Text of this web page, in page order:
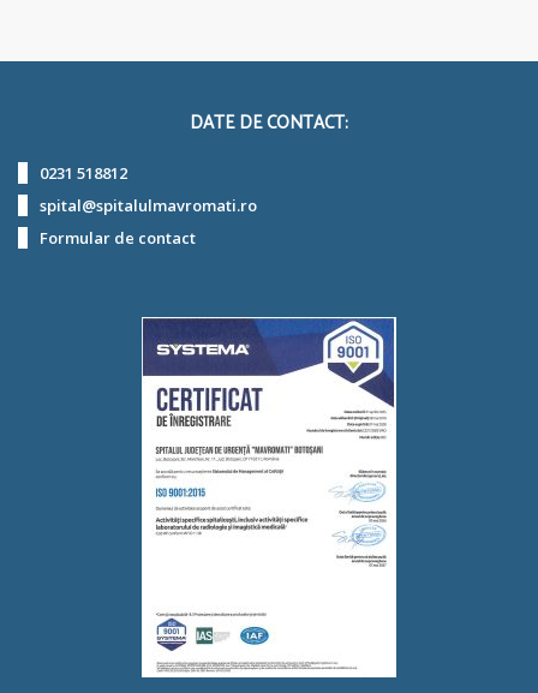
DATE DE CONTACT:
0231 518812
spital@spitalulmavromati.ro
Formular de contact